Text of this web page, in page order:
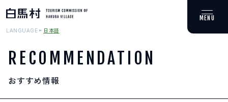
MOUNTAIN & TREKKING
登山・トレッキング
LANGUAGE 日本語
RECOMMENDATION
おすすめ情報